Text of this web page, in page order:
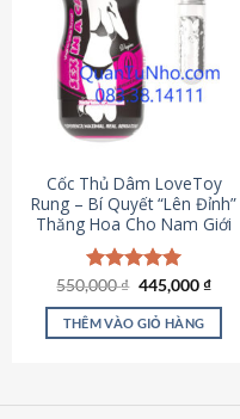
Cốc Thủ Dâm LoveToy
Rung – Bí Quyết “Lên Đỉnh”
Thăng Hoa Cho Nam Giới
Được xếp
hạng5.00
5 sao
550,000₫ Giá
là:
550,000 ₫.
445,000₫Giá
tại
THÊM VÀO GIỎ HÀNG